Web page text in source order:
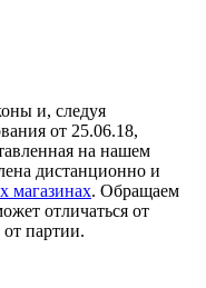
и, следуя
от 25.06.18,
на нашем
дистанционно и
магазинах. Обращаем
отличаться от
партии.